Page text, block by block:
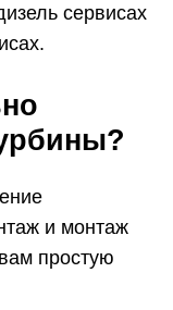
сервисах
и монтаж
простую